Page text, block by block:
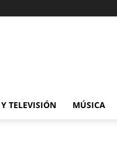
TELEVISIÓN MÚSICA